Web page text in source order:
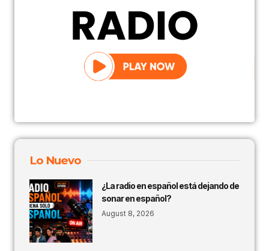
Lo Nuevo
¿La radio en español está dejando de
sonar en español?
August 8, 2026